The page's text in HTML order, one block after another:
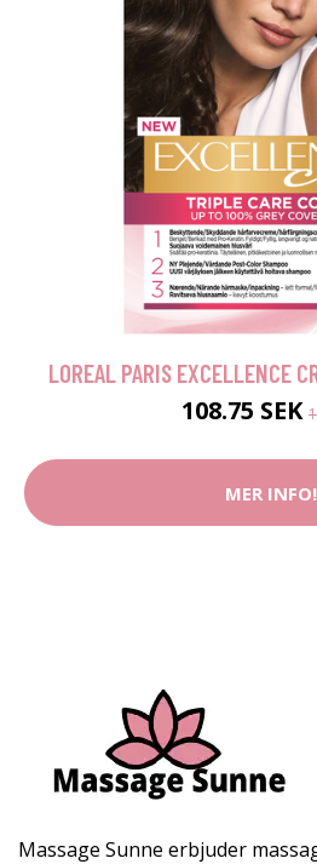
LOREAL PARIS EXCELLENCE
108.75 SEK
MER INFO!
Massage Sunne erbjuder